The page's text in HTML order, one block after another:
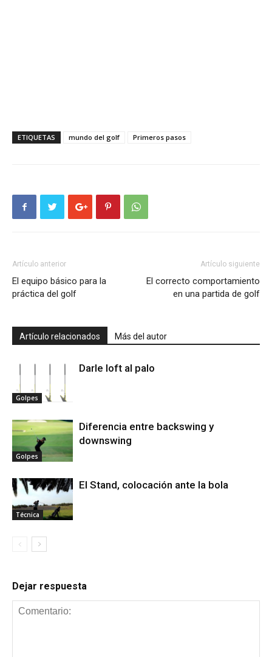
ETIQUETAS mundo del golf Primeros pasos
Artículo anterior
El equipo básico para la
práctica del golf
Artículo siguiente
El correcto comportamiento
en una partida de golf
Artículo relacionados Más del autor
Golpes
Darle loft al palo
Golpes
Diferencia entre backswing y
downswing
Técnica
El Stand, colocación ante la bola
Dejar respuesta